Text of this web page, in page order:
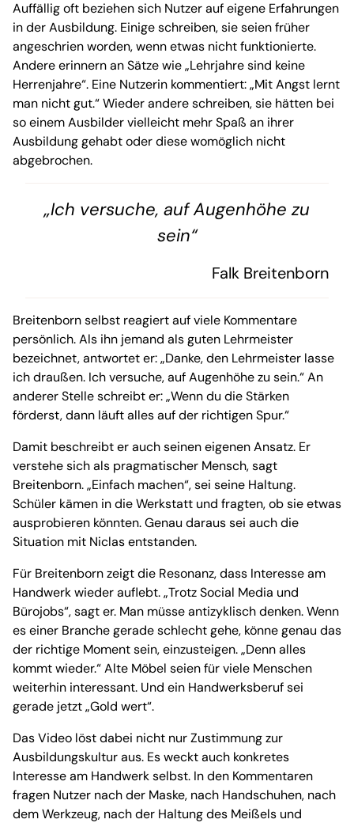
Auffällig oft beziehen sich Nutzer auf eigene Erfahrungen
in der Ausbildung. Einige schreiben, sie seien früher
angeschrien worden, wenn etwas nicht funktionierte.
Andere erinnern an Sätze wie „Lehrjahre sind keine
Herrenjahre“. Eine Nutzerin kommentiert: „Mit Angst lernt
man nicht gut.“ Wieder andere schreiben, sie hätten bei
so einem Ausbilder vielleicht mehr Spaß an ihrer
Ausbildung gehabt oder diese womöglich nicht
abgebrochen.
„Ich versuche, auf Augenhöhe zu
sein“
Falk Breitenborn
Breitenborn selbst reagiert auf viele Kommentare
persönlich. Als ihn jemand als guten Lehrmeister
bezeichnet, antwortet er: „Danke, den Lehrmeister lasse
ich draußen. Ich versuche, auf Augenhöhe zu sein.“ An
anderer Stelle schreibt er: „Wenn du die Stärken
förderst, dann läuft alles auf der richtigen Spur.“
Damit beschreibt er auch seinen eigenen Ansatz. Er
verstehe sich als pragmatischer Mensch, sagt
Breitenborn. „Einfach machen“, sei seine Haltung.
Schüler kämen in die Werkstatt und fragten, ob sie etwas
ausprobieren könnten. Genau daraus sei auch die
Situation mit Niclas entstanden.
Für Breitenborn zeigt die Resonanz, dass Interesse am
Handwerk wieder auflebt. „Trotz Social Media und
Bürojobs“, sagt er. Man müsse antizyklisch denken. Wenn
es einer Branche gerade schlecht gehe, könne genau das
der richtige Moment sein, einzusteigen. „Denn alles
kommt wieder.“ Alte Möbel seien für viele Menschen
weiterhin interessant. Und ein Handwerksberuf sei
gerade jetzt „Gold wert“.
Das Video löst dabei nicht nur Zustimmung zur
Ausbildungskultur aus. Es weckt auch konkretes
Interesse am Handwerk selbst. In den Kommentaren
fragen Nutzer nach der Maske, nach Handschuhen, nach
dem Werkzeug, nach der Haltung des Meißels und